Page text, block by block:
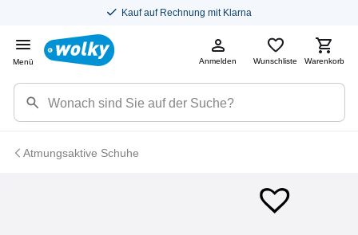
Kauf auf Rechnung mit Klarna
Menü Anmelden Wunschliste Warenkorb
Atmungsaktive Schuhe